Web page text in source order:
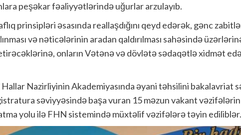
peşəkar fəaliyyətlərində uğurlar arzulayıb.
prinsipləri əsasında reallaşdığını qeyd edərək, gənc
və nəticələrinin aradan qaldırılması sahəsində
onların Vətənə və dövlətə sədaqətlə xidmət
Nazirliyinin Akademiyasında əyani təhsilini bakalavriat
səviyyəsində başa vuran 15 məzun vakant vəzifələrin
yolu ilə FHN sistemində müxtəlif vəzifələrə təyin ediliblər.